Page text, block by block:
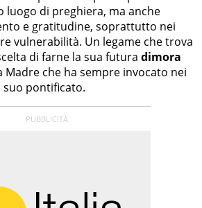
luogo di preghiera, ma anche
e gratitudine, soprattutto nei
vulnerabilità. Un legame che trova
di farne la sua futura dimora
Madre che ha sempre invocato nei
suo pontificato.